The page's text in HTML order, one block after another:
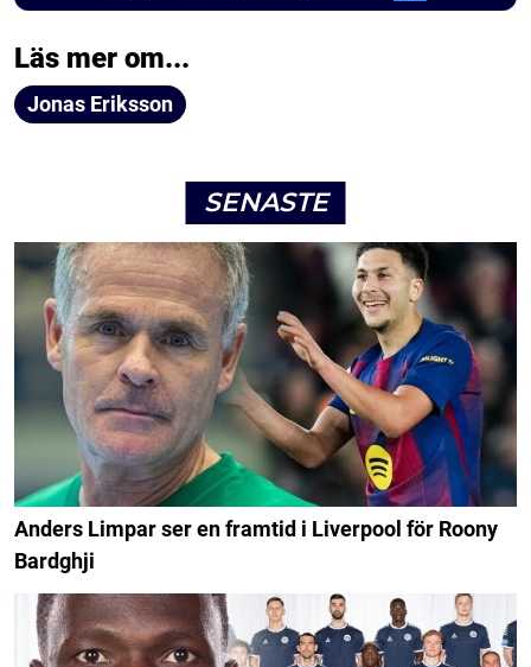
Läs mer om...
Jonas Eriksson
SENASTE
Anders Limpar ser en framtid i Liverpool för Roony
Bardghji